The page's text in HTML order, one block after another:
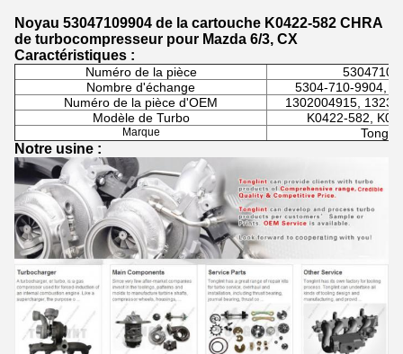
Noyau 53047109904 de la cartouche K0422-582 CHRA
de turbocompresseur pour Mazda 6/3, CX
Caractéristiques :
Numéro de la pièce
Nombre d'échange
5304-710-9904,
Numéro de la pièce d'OEM
1302004915,
Modèle de Turbo
K0422-582,
Marque
Notre usine :